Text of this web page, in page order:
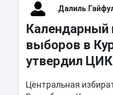
Далиль
Календарный
выборов в
утвердил ЦИК
Центральная